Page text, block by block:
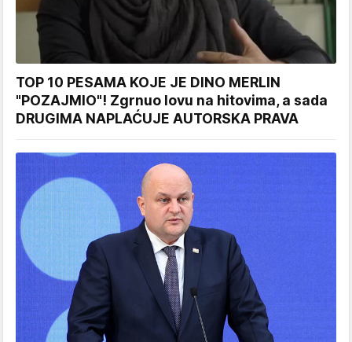
TOP 10 PESAMA KOJE JE DINO MERLIN
"POZAJMIO"! Zgrnuo lovu na hitovima, a sada
DRUGIMA NAPLAĆUJE AUTORSKA PRAVA